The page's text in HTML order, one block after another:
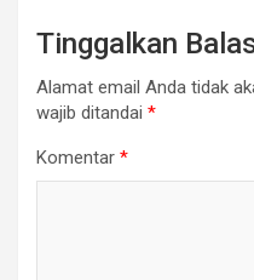
Tinggalkan
Alamat email Anda tidak
wajib ditandai *
Komentar *